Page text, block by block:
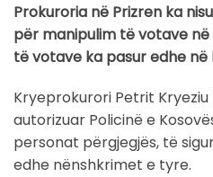
Prokuroria në Prizren ka
për manipulim të votave
të votave ka pasur edhe
Kryeprokurori Petrit
autorizuar Policinë e
personat përgjegjës, të
edhe nënshkrimet e tyre.